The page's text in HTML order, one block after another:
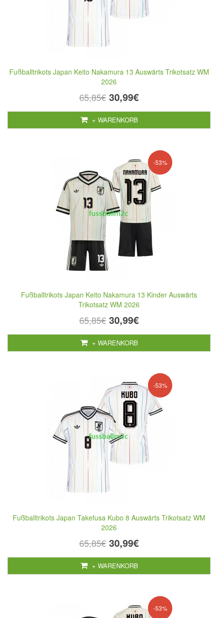
Fußballtrikots Japan Keito Nakamura 13 Auswärts Trikotsatz WM
2026
65,85€ 30,99€
+ WARENKORB
-53%
Fußballtrikots Japan Keito Nakamura 13 Kinder Auswärts
Trikotsatz WM 2026
65,85€ 30,99€
+ WARENKORB
-53%
Fußballtrikots Japan Takefusa Kubo 8 Auswärts Trikotsatz WM
2026
65,85€ 30,99€
+ WARENKORB
-53%